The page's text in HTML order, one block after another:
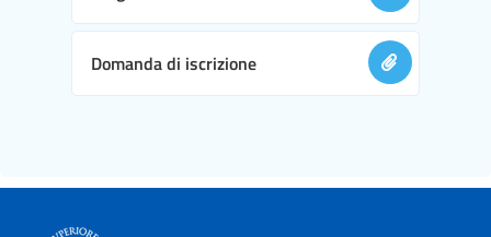
Domanda di iscrizione